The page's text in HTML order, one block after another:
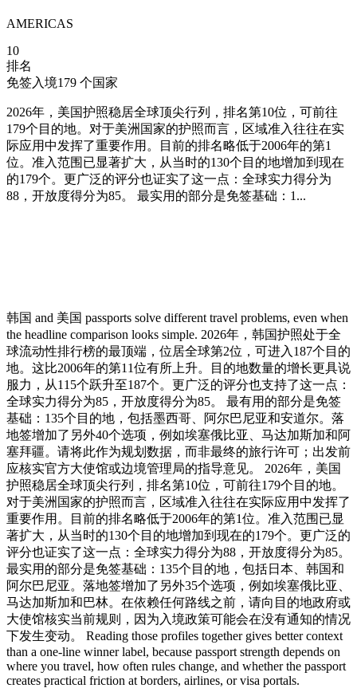
AMERICAS
10
排名
免签入境179 个国家
2026年，美国护照稳居全球顶尖行列，排名第10位，可前往
179个目的地。对于美洲国家的护照而言，区域准入往往在实
际应用中发挥了重要作用。目前的排名略低于2006年的第1
位。准入范围已显著扩大，从当时的130个目的地增加到现在
的179个。更广泛的评分也证实了这一点：全球实力得分为
88，开放度得分为85。 最实用的部分是免签基础：1...
韩国 and 美国 passports solve different travel problems, even when
the headline comparison looks simple. 2026年，韩国护照处于全
球流动性排行榜的最顶端，位居全球第2位，可进入187个目的
地。这比2006年的第11位有所上升。目的地数量的增长更具说
服力，从115个跃升至187个。更广泛的评分也支持了这一点：
全球实力得分为85，开放度得分为85。 最有用的部分是免签
基础：135个目的地，包括墨西哥、阿尔巴尼亚和安道尔。落
地签增加了另外40个选项，例如埃塞俄比亚、马达加斯加和阿
塞拜疆。请将此作为规划数据，而非最终的旅行许可；出发前
应核实官方大使馆或边境管理局的指导意见。 2026年，美国
护照稳居全球顶尖行列，排名第10位，可前往179个目的地。
对于美洲国家的护照而言，区域准入往往在实际应用中发挥了
重要作用。目前的排名略低于2006年的第1位。准入范围已显
著扩大，从当时的130个目的地增加到现在的179个。更广泛的
评分也证实了这一点：全球实力得分为88，开放度得分为85。
最实用的部分是免签基础：135个目的地，包括日本、韩国和
阿尔巴尼亚。落地签增加了另外35个选项，例如埃塞俄比亚、
马达加斯加和巴林。在依赖任何路线之前，请向目的地政府或
大使馆核实当前规则，因为入境政策可能会在没有通知的情况
下发生变动。 Reading those profiles together gives better context
than a one-line winner label, because passport strength depends on
where you travel, how often rules change, and whether the passport
creates practical friction at borders, airlines, or visa portals.